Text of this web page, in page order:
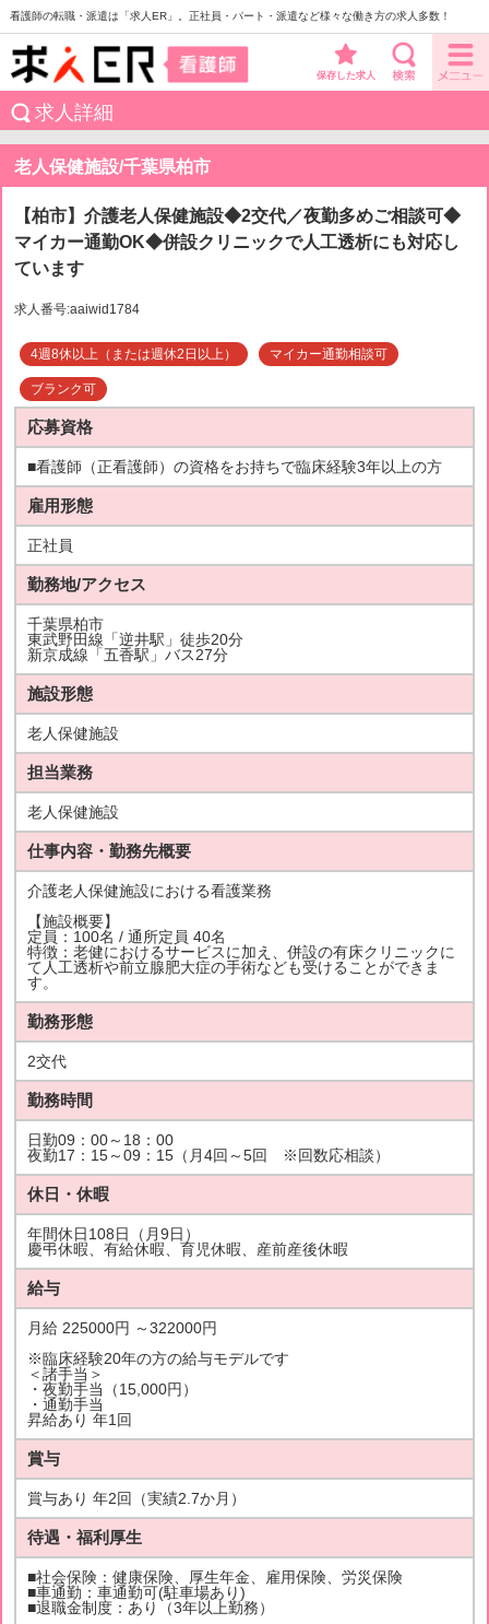
看護師の転職・派遣は「求人ER」。正社員・パート・派遣など様々な働き方の求人多数！
保存した求人
求人詳細
老人保健施設/千葉県柏市
【柏市】介護老人保健施設◆2交代／夜勤多めご相談可◆
マイカー通勤OK◆併設クリニックで人工透析にも対応し
ています
求人番号:aaiwid1784
4週8休以上（または週休2日以上） マイカー通勤相談可
ブランク可
応募資格
■看護師（正看護師）の資格をお持ちで臨床経験3年以上の方
雇用形態
正社員
勤務地/アクセス
千葉県柏市
東武野田線「逆井駅」徒歩20分
新京成線「五香駅」バス27分
施設形態
老人保健施設
担当業務
老人保健施設
仕事内容・勤務先概要
介護老人保健施設における看護業務
【施設概要】
定員：100名 / 通所定員 40名
特徴：老健におけるサービスに加え、併設の有床クリニックに
て人工透析や前立腺肥大症の手術なども受けることができま
す。
勤務形態
2交代
勤務時間
日勤09：00～18：00
夜勤17：15～09：15（月4回～5回 ※回数応相談）
休日・休暇
年間休日108日（月9日）
慶弔休暇、有給休暇、育児休暇、産前産後休暇
給与
月給 225000円 ～322000円
※臨床経験20年の方の給与モデルです
＜諸手当＞
・夜勤手当（15,000円）
・通勤手当
昇給あり 年1回
賞与
賞与あり 年2回（実績2.7か月）
待遇・福利厚生
■社会保険：健康保険、厚生年金、雇用保険、労災保険
■車通勤：車通勤可(駐車場あり)
■退職金制度：あり（3年以上勤務）